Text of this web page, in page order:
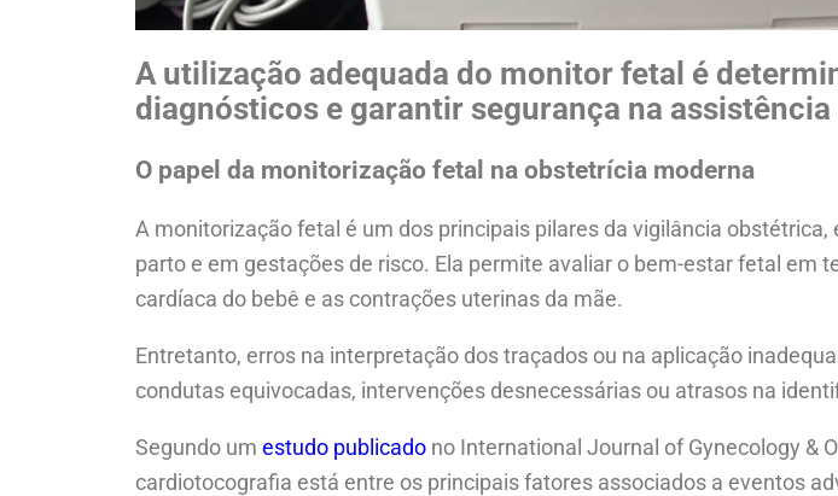
A utilização adequada do monitor fetal é
diagnósticos e garantir segurança na
O papel da monitorização fetal na obstetrícia moderna
A monitorização fetal é um dos principais pilares da vigilância
parto e em gestações de risco. Ela permite avaliar o bem-estar fetal em
cardíaca do bebê e as contrações uterinas da mãe.
Entretanto, erros na interpretação dos traçados ou na aplicação
condutas equivocadas, intervenções desnecessárias ou atrasos na
Segundo um estudo publicado no International Journal of Gynecology &
cardiotocografia está entre os principais fatores associados a eventos